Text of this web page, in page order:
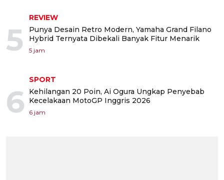
5
REVIEW
Punya Desain Retro Modern, Yamaha Grand Filano
Hybrid Ternyata Dibekali Banyak Fitur Menarik
5 jam
6
SPORT
Kehilangan 20 Poin, Ai Ogura Ungkap Penyebab
Kecelakaan MotoGP Inggris 2026
6 jam